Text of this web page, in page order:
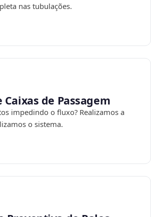
nas tubulações.
Caixas de Passagem
impedindo o fluxo? Realizamos a
o sistema.